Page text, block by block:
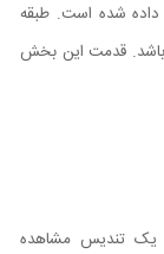
داده شده است. طبقه
قدمت این بخش
یک تندیس مشاهده